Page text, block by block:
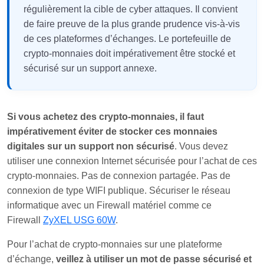
régulièrement la cible de cyber attaques. Il convient
de faire preuve de la plus grande prudence vis-à-vis
de ces plateformes d’échanges. Le portefeuille de
crypto-monnaies doit impérativement être stocké et
sécurisé sur un support annexe.
Si vous achetez des crypto-monnaies, il faut
impérativement éviter de stocker ces monnaies
digitales sur un support non sécurisé. Vous devez
utiliser une connexion Internet sécurisée pour l’achat de ces
crypto-monnaies. Pas de connexion partagée. Pas de
connexion de type WIFI publique. Sécuriser le réseau
informatique avec un Firewall matériel comme ce
Firewall ZyXEL USG 60W.
Pour l’achat de crypto-monnaies sur une plateforme
d’échange, veillez à utiliser un mot de passe sécurisé et